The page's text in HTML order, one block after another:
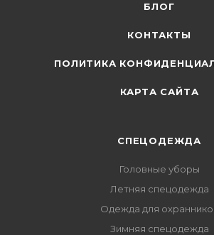
БЛОГ
КОНТАКТЫ
ПОЛИТИКА
КАРТА САЙТА
СПЕЦОДЕЖДА
Головные уборы
Летняя спецодежда
Одежда для
Зимняя спецодежда